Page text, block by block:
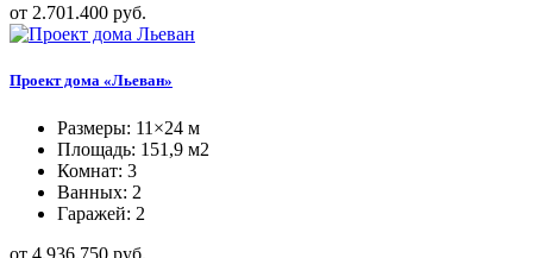
от 2.701.400 руб.
Проект дома «Льеван»
Размеры: 11×24 м
Площадь: 151,9 м2
Комнат: 3
Ванных: 2
Гаражей: 2
от 4.936.750 руб.